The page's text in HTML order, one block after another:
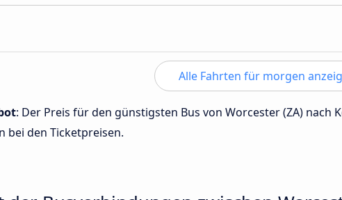
Alle Fahrten für morgen
: Der Preis für den günstigsten Bus von Worcester (ZA) nach
bei den Ticketpreisen.